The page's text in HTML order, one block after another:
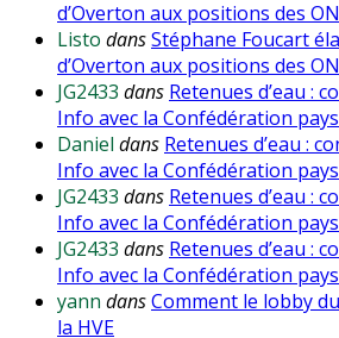
d’Overton aux positions des
Listo dansStéphane Foucart
d’Overton aux positions des
JG2433 dans Retenues d’eau :
Info avec la Confédération
Daniel dans Retenues d’eau :
Info avec la Confédération
JG2433 dans Retenues d’eau :
Info avec la Confédération
JG2433 dans Retenues d’eau :
Info avec la Confédération
yann dansComment le lobby
la HVE